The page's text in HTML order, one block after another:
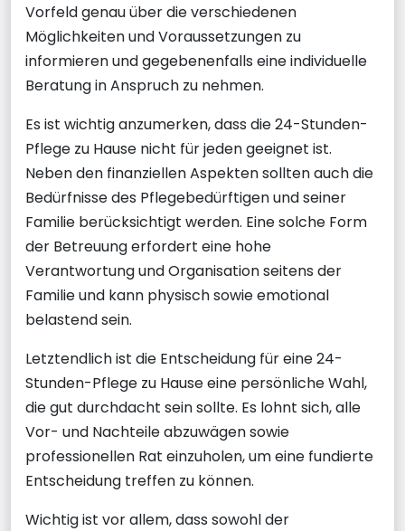
Vorfeld genau über die verschiedenen
Möglichkeiten und Voraussetzungen zu
informieren und gegebenenfalls eine individuelle
Beratung in Anspruch zu nehmen.
Es ist wichtig anzumerken, dass die 24-Stunden-
Pflege zu Hause nicht für jeden geeignet ist.
Neben den finanziellen Aspekten sollten auch die
Bedürfnisse des Pflegebedürftigen und seiner
Familie berücksichtigt werden. Eine solche Form
der Betreuung erfordert eine hohe
Verantwortung und Organisation seitens der
Familie und kann physisch sowie emotional
belastend sein.
Letztendlich ist die Entscheidung für eine 24-
Stunden-Pflege zu Hause eine persönliche Wahl,
die gut durchdacht sein sollte. Es lohnt sich, alle
Vor- und Nachteile abzuwägen sowie
professionellen Rat einzuholen, um eine fundierte
Entscheidung treffen zu können.
Wichtig ist vor allem, dass sowohl der